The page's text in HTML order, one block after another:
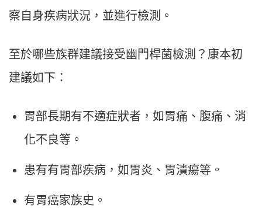
察自身疾病狀況，並進行檢測。
至於哪些族群建議接受幽門桿菌檢測？康本初
建議如下：
胃部長期有不適症狀者，如胃痛、腹痛、消
化不良等。
患有有胃部疾病，如胃炎、胃潰瘍等。
有胃癌家族史。